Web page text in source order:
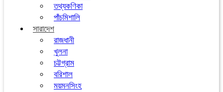
তথ্যকণিকা
পাঁচমিশালি
সারাদেশ
রাজধানী
খুলনা
চট্টগ্রাম
বরিশাল
ময়মনসিংহ